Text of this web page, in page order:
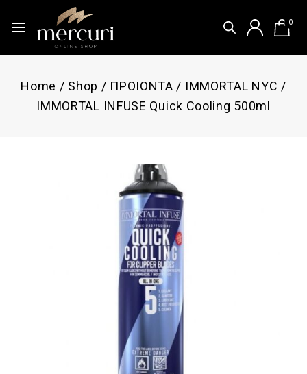
0
Home / Shop / ΠΡΟΙΟΝΤΑ / IMMORTAL NYC /
IMMORTAL INFUSE Quick Cooling 500ml